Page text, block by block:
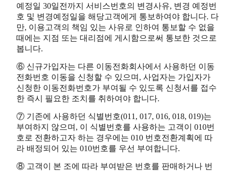
예정일 30일전까지 서비스번호의 변경사유, 변경 예정번
호 및 변경예정일을 해당고객에게 통보하여야 합니다. 다
만, 이용고객의 책임 있는 사유로 인하여 통보할 수 없을
때에는 지점 또는 대리점에 게시함으로써 통보한 것으로
봅니다.
⑥ 신규가입자는 다른 이동전화회사에서 사용하던 이동
전화번호 이동을 신청할 수 있으며, 사업자는 가입자가
신청한 이동전화번호가 부여될 수 있도록 신청서를 접수
한 즉시 필요한 조치를 취하여야 합니다.
⑦ 기존에 사용하던 식별번호(011, 017, 016, 018, 019)는
부여하지 않으며, 이 식별번호를 사용하는 고객이 010번
호로 전환하고자 하는 경우에는 010 번호전환계획에 따
라 배정되어 있는 010번호를 우선 부여합니다.
⑧ 고객이 본 조에 따라 부여받은 번호를 판매하거나 번